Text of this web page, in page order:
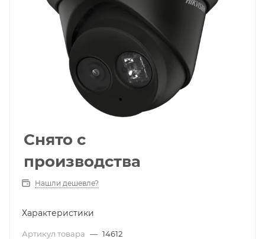
Снято с
производства
Нашли дешевле?
Характеристики
Артикул товара — 14612